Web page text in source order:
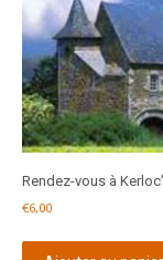
Rendez-vous à
€6,00